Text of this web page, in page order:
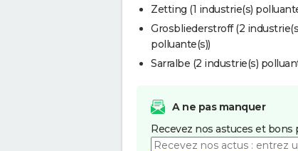
Zetting (1 industrie(s)
Grosbliederstroff (2
polluante(s))
Sarralbe (2 industrie(s)
A ne pas manquer
Recevez nos astuces et